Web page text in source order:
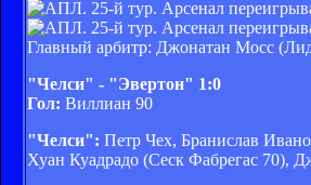
Главный арбитр: Джонатан Мосс
"Челси" - "Эвертон" 1:0
Гол: Виллиан 90
"Челси": Петр Чех, Бранислав
Хуан Куадрадо (Сеск Фабрегас 70),